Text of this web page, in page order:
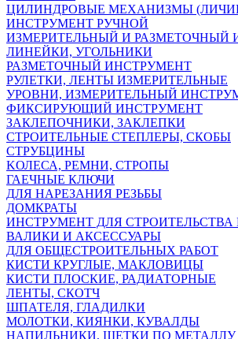
ЦИЛИНДРОВЫЕ МЕХАНИЗМЫ
ИНСТРУМЕНТ РУЧНОЙ
ИЗМЕРИТЕЛЬНЫЙ И РАЗМЕТОЧНЫЙ
ЛИНЕЙКИ, УГОЛЬНИКИ
РАЗМЕТОЧНЫЙ ИНСТРУМЕНТ
РУЛЕТКИ, ЛЕНТЫ ИЗМЕРИТЕЛЬНЫЕ
УРОВНИ, ИЗМЕРИТЕЛЬНЫЙ
ФИКСИРУЮЩИЙ ИНСТРУМЕНТ
ЗАКЛЕПОЧНИКИ, ЗАКЛЕПКИ
СТРОИТЕЛЬНЫЕ СТЕПЛЕРЫ, СКОБЫ
СТРУБЦИНЫ
KОЛЕСА, РЕМНИ, СТРОПЫ
ГАЕЧНЫЕ КЛЮЧИ
ДЛЯ НАРЕЗАНИЯ РЕЗЬБЫ
ДОМКРАТЫ
ИНСТРУМЕНТ ДЛЯ СТРОИТЕЛЬСТВА
ВАЛИКИ И АКСЕССУАРЫ
ДЛЯ ОБЩЕСТРОИТЕЛЬНЫХ РАБОТ
КИСТИ КРУГЛЫЕ, МАКЛОВИЦЫ
КИСТИ ПЛОСКИЕ, РАДИАТОРНЫЕ
ЛЕНТЫ, СКОТЧ
ШПАТЕЛЯ, ГЛАДИЛКИ
МОЛОТКИ, КИЯНКИ, КУВАЛДЫ
НАПИЛЬНИКИ, ЩЕТКИ ПО МЕТАЛЛУ